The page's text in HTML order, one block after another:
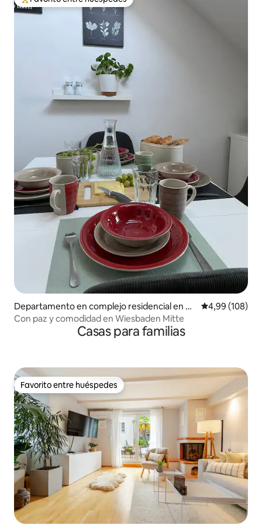
Favorito entre los huéspedes más destacados
Departamento en complejo residencial en Wi
esbaden
Calificación
4,99 (108)
Con paz y comodidad en Wiesbaden Mitte
Casas para familias
Favorito entre huéspedes
Favorito entre huéspedes